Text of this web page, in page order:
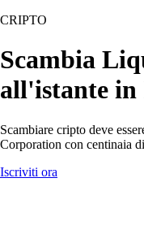
CRIPTO
Scambia
all'istante
Scambiare cripto deve
Corporation con centinaia
Iscriviti ora